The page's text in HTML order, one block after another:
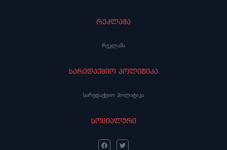
რეკლამა
რეკლამა
სარედაქციო პოლიტიკა
სარედაქციო პოლიტიკა
სოციალური